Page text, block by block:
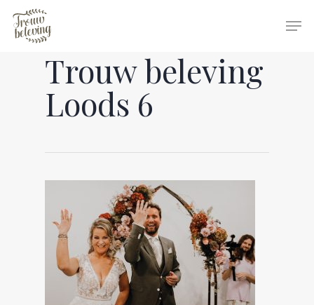
Hit enter to search or ESC to close
Trouw beleving
Loods 6